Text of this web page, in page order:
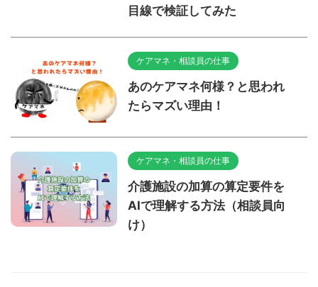
目線で検証してみた
ケアマネ・相談員の仕事
あのケアマネ何様？と思われ
たらマズい理由！
ケアマネ・相談員の仕事
介護施設の加算の算定要件を
AIで理解する方法（相談員向
け）